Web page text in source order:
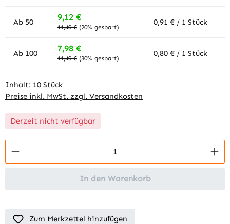
Ab 50 9,12 €
11,40 € (20% gespart)
0,91 € / 1 Stück
Ab 100 7,98 €
11,40 € (30% gespart)
0,80 € / 1 Stück
Inhalt: 10 Stück
Preise inkl. MwSt. zzgl. Versandkosten
Derzeit nicht verfügbar
Produkt Anzahl: Gib den gewünschten
In den Warenkorb
Zum Merkzettel hinzufügen